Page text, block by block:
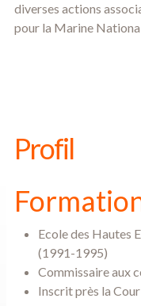
diverses actions
pour la Marine
Profil
Ecole des Hautes
(1991-1995)
Commissaire aux
Inscrit près la